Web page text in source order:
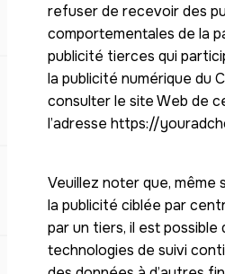
refuser de recevoir des
comportementales de la
publicité tierces qui
la publicité numérique du
consulter le site Web de
l’adresse https://
Veuillez noter que, même
la publicité ciblée par
par un tiers, il est possible
technologies de suivi